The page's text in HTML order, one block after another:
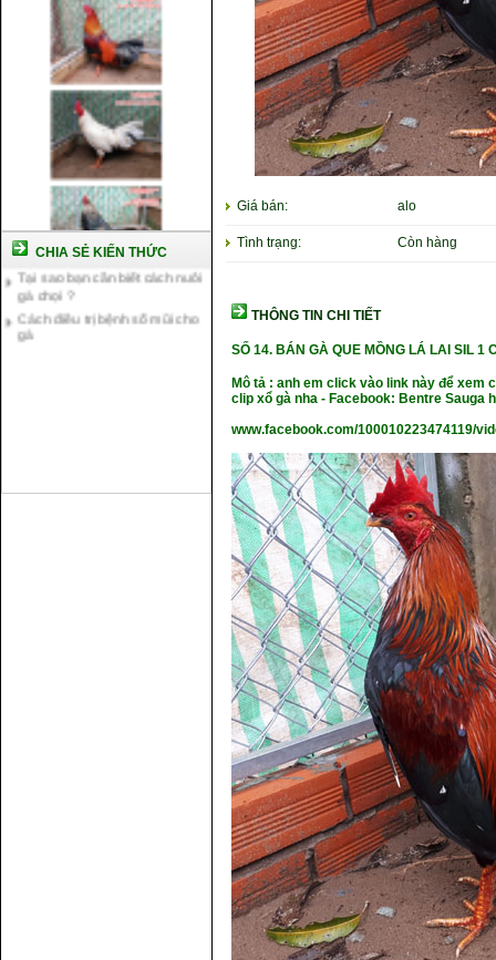
CHIA SẺ KIẾN THỨC
Cách nuôi gà chế độ đá c1
Cách nuôi gà đông tảo thuần
chủng
Kỹ thuật nuôi gà con mới nở
Hướng dẫn nuôi gà đá
Tại sao bạn cần biết cách nuôi
gà chọi ?
Cách điều trị bệnh sổ mũi cho
gà
Giá bán: alo
Tình trạng: Còn hàng
THÔNG TIN CHI TIẾT
SỐ 14.BÁN GÀ QUE MỒNG LÁ LAI SIL 1
Mô tả : anh em click vào link này để xem
clip xổ gà nha - Facebook: Bentre Sauga
www.facebook.com/100010223474119/